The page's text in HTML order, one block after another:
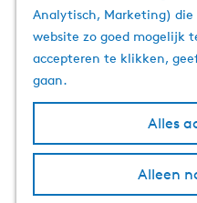
Analytisch, Marketing)
website zo goed mogelijk
accepteren te klikken,
gaan.
Alles
Alleen
a
a
r
e
o
e